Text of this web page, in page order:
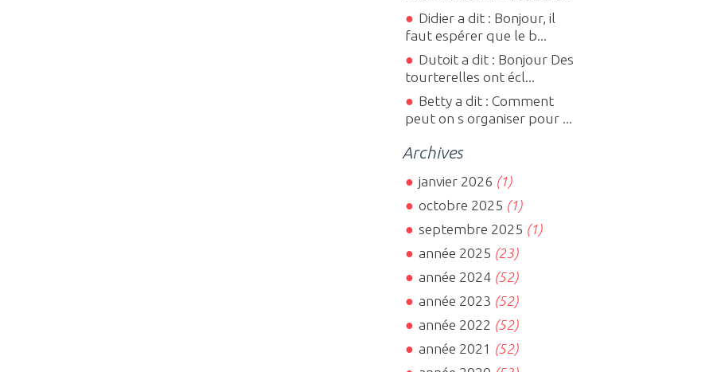
Didier a dit : Bonjour, il
faut espérer que le b...
Dutoit a dit : Bonjour Des
tourterelles ont écl...
Betty a dit : Comment
peut on s organiser pour ...
Archives
janvier 2026 (1)
octobre 2025 (1)
septembre 2025 (1)
année 2025 (23)
année 2024(52)
année 2023 (52)
année 2022 (52)
année 2021 (52)